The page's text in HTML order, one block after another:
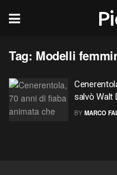
Tag: Modelli
salvò Walt
BY MARCO